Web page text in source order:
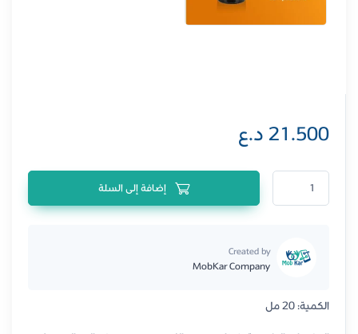
21.500 د.ع
كمية سيروم نيوويل للعناية بالبشرة بفيتامين سي لتفتيح البشرة وتوحيد لونها، 20 مل
Created by
MobKar Company
الكمية: 20 مل